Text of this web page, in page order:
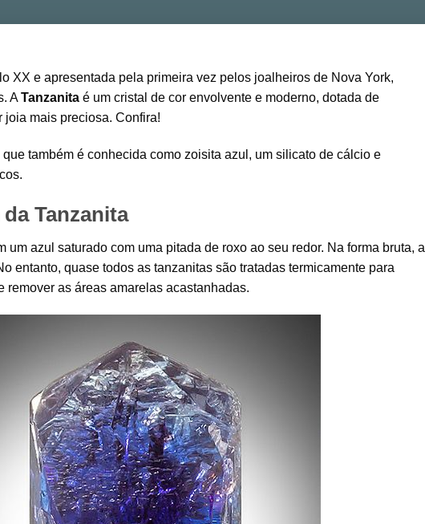
XX e apresentada pela primeira vez pelos joalheiros de Nova York,
ATanzanita é um cristal de cor envolvente e moderno, dotada de
mais preciosa. Confira!
também é conhecida como zoisita azul, um silicato de cálcio e
Tanzanita
azul saturado com uma pitada de roxo ao seu redor. Na forma bruta, a
entanto, quase todos as tanzanitas são tratadas termicamente para
as áreas amarelas acastanhadas.